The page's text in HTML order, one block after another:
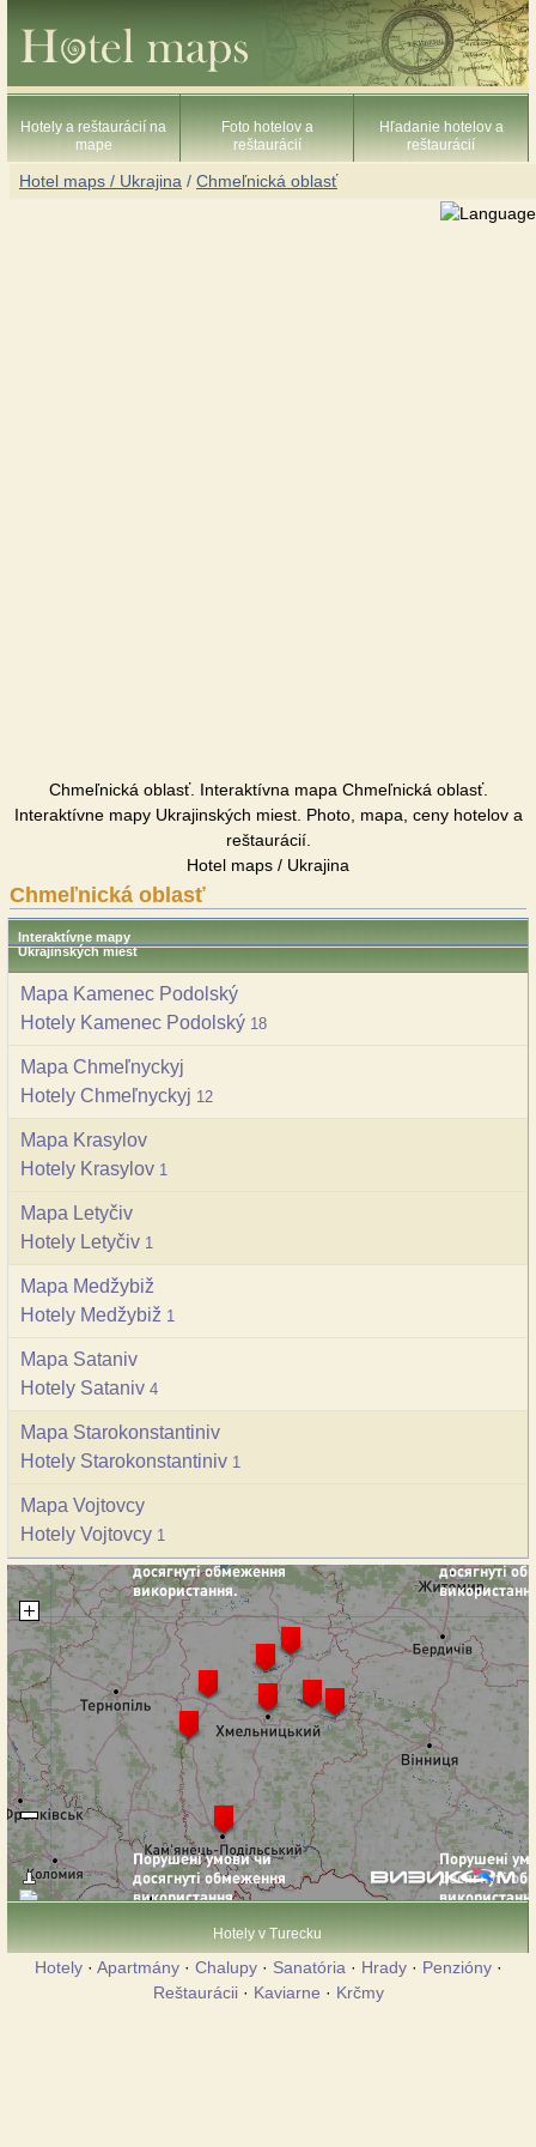
Hotely a reštaurácií na
mape
Foto hotelov a
reštaurácií
Hľadanie hotelov a
reštaurácií
Hotel maps / Ukrajina / Chmeľnická oblasť
Chmeľnická oblasť. Interaktívna mapa Chmeľnická oblasť.
Interaktívne mapy Ukrajinských miest. Photo, mapa, ceny hotelov a
reštaurácií.
Hotel maps / Ukrajina
Chmeľnická oblasť
Interaktívne mapy
Ukrajinských miest
Mapa Kamenec Podolský
Hotely Kamenec Podolský 18
Mapa Chmeľnyckyj
Hotely Chmeľnyckyj 12
Mapa Krasylov
Hotely Krasylov 1
Mapa Letyčiv
Hotely Letyčiv 1
Mapa Medžybiž
Hotely Medžybiž 1
Mapa Sataniv
Hotely Sataniv 4
Mapa Starokonstantiniv
Hotely Starokonstantiniv 1
Mapa Vojtovcy
Hotely Vojtovcy 1
Hotely v Turecku
Hotely· Apartmány· Chalupy· Sanatória · Hrady· Penzióny·
Reštaurácii· Kaviarne · Krčmy